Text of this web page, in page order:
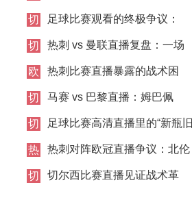
敦
比
西
点
北伦敦的雨夜，心跳比雨点更
急
切
西
他
阵
足球比赛观看的终极争议：
VAR，是守护公正还是扼杀激
情？
切
西
敦
比
热刺 vs 曼联直播复盘：一场
被VAR切割的战术博弈，麦迪
逊导演逆转
欧
直
热刺比赛直播暴露的战术困
局：控球率七成却输得没脾气
切
西
敦
比
马赛 vs 巴黎直播：姆巴佩
的“散步”是战术毒药还是天才
特权？
切
西
点
足球比赛高清直播里的“新瓶旧
酒”：当哈兰德遇见希勒，暴力
美学的数字革命
热
对
热刺对阵欧冠直播争议：北伦
敦德比之外的欧战暗战
切
切尔西比赛直播见证战术革